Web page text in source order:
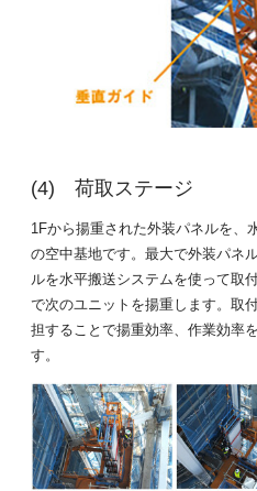
荷取ステージ
1Fから揚重された外装パネルを、
の空中基地です。最大で外装パネ
ルを水平搬送システムを使って取
で次のユニットを揚重します。取
担することで揚重効率、作業効率
す。